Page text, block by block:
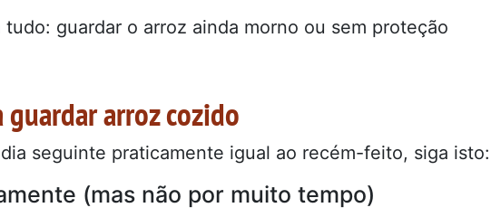
guardar o arroz ainda morno ou sem proteção
arroz cozido
seguinte praticamente igual ao recém-feito, siga isto:
(mas não por muito tempo)